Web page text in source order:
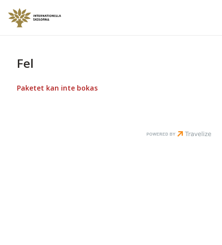
Fel
Paketet kan inte bokas